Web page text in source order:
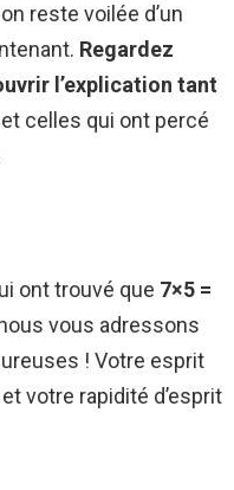
reste voilée d’un
Regardez
l’explication tant
celles qui ont percé
ont trouvé que 7×5 =
vous adressons
! Votre esprit
votre rapidité d’esprit